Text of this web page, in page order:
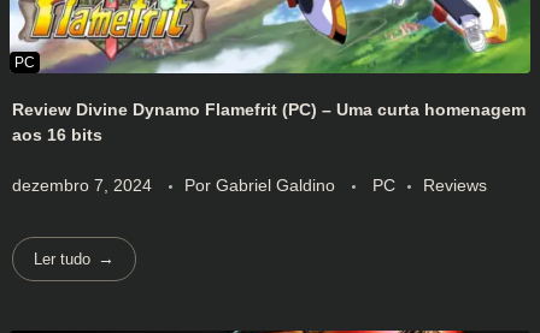
Review Divine Dynamo Flamefrit (PC) – Uma curta homenagem
aos 16 bits
dezembro 7, 2024 Por Gabriel Galdino PC Reviews
Ler tudo